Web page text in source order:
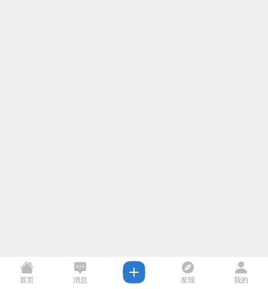
首页 消息 发现 我的